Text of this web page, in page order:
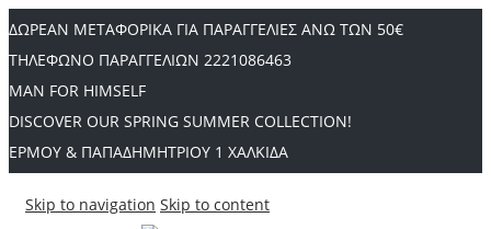
ΔΩΡΕΑΝ ΜΕΤΑΦΟΡΙΚΑ ΓΙΑ ΠΑΡΑΓΓΕΛΙΕΣ ΑΝΩ ΤΩΝ 50€
ΤΗΛΕΦΩΝΟ ΠΑΡΑΓΓΕΛΙΩΝ 2221086463
MAN FOR HIMSELF
DISCOVER OUR SPRING SUMMER COLLECTION!
ΕΡΜΟΥ & ΠΑΠΑΔΗΜΗΤΡΙΟΥ 1 ΧΑΛΚΙΔΑ
Skip to navigation Skip to content